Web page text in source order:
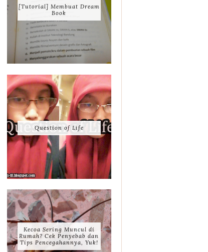
[Tutorial] Membuat Dream
Book
Question of Life
Kecoa Sering Muncul di
Rumah? Cek Penyebab dan
Tips Pencegahannya, Yuk!